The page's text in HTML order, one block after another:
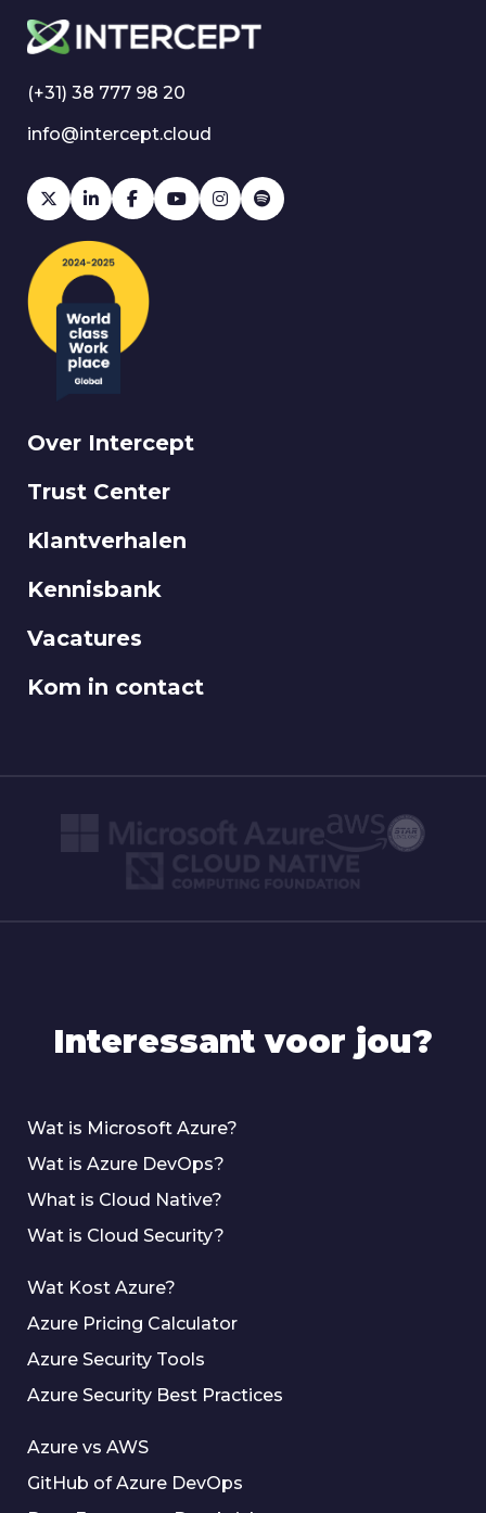
Over Intercept
Trust Center
Klantverhalen
Kennisbank
Vacatures
Kom in contact
(+31) 38 777 98 20
info@intercept.cloud
Interessant voor jou?
Wat is Microsoft Azure?
Wat is Azure DevOps?
What is Cloud Native?
Wat is Cloud Security?
Wat Kost Azure?
Azure Pricing Calculator
Azure Security Tools
Azure Security Best Practices
Azure vs AWS
GitHub of Azure DevOps